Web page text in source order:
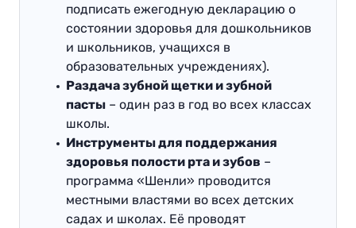
подписать ежегодную декларацию о
состоянии здоровья для дошкольников
и школьников, учащихся в
образовательных учреждениях).
Раздача зубной щетки и зубной
пасты – один раз в год во всех классах
школы.
Инструменты для поддержания
здоровья полости рта и зубов –
программа «Шенли» проводится
местными властями во всех детских
садах и школах. Её проводят